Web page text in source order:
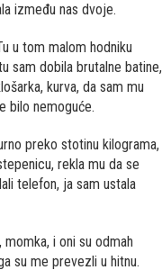
između nas dvoje.
u tom malom hodniku
sam dobila brutalne batine,
kurva, da sam mu
bilo nemoguće.
preko stotinu kilograma,
rekla mu da se
telefon, ja sam ustala
i oni su odmah
su me prevezli u hitnu.